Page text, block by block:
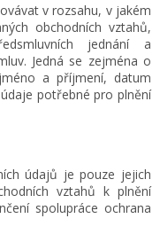
v rozsahu, v jakém
obchodních vztahů,
jednání a
Jedná se zejména o
a příjmení, datum
potřebné pro plnění
údajů je pouze jejich
vztahů k plnění
spolupráce ochrana